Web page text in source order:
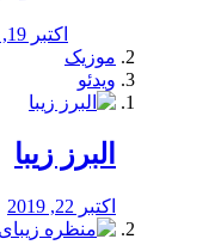
اکتبر 19, 2019
موزیک
ویدئو
البرز زیبا
اکتبر 22, 2019